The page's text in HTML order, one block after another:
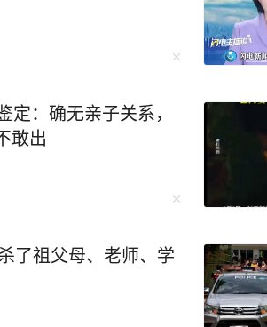
：确无亲子关系，
敢出
了祖父母、老师、学